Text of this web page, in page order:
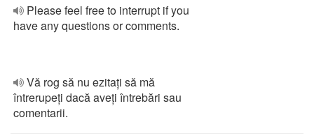
Please feel free to interrupt if you
have any questions or comments.
Vă rog să nu ezitați să mă
întrerupeți dacă aveți întrebări sau
comentarii.